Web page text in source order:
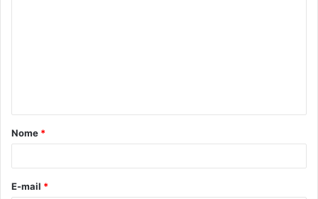
Nome *
E-mail *